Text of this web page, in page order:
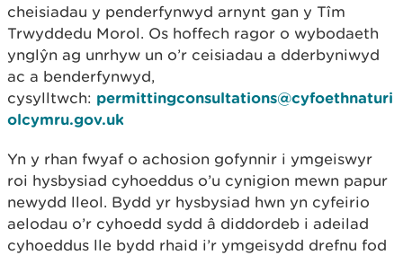
cheisiadau y penderfynwyd arnynt gan y Tîm
Trwyddedu Morol. Os hoffech ragor o wybodaeth
ynglŷn ag unrhyw un o’r ceisiadau a dderbyniwyd
ac a benderfynwyd,
cysylltwch: permittingconsultations@cyfoethnaturi
olcymru.gov.uk
Yn y rhan fwyaf o achosion gofynnir i ymgeiswyr
roi hysbysiad cyhoeddus o’u cynigion mewn papur
newydd lleol. Bydd yr hysbysiad hwn yn cyfeirio
aelodau o’r cyhoedd sydd â diddordeb i adeilad
cyhoeddus lle bydd rhaid i’r ymgeisydd drefnu fod